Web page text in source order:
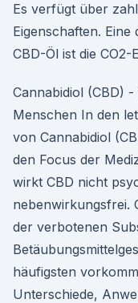
Es verfügt über
Eigenschaften.
CBD-Öl ist die CO2-
Cannabidiol (CBD)
Menschen In den
von Cannabidiol
den Focus der
wirkt CBD nicht
nebenwirkungsfrei.
der verbotenen
häufigsten
Unterschiede,